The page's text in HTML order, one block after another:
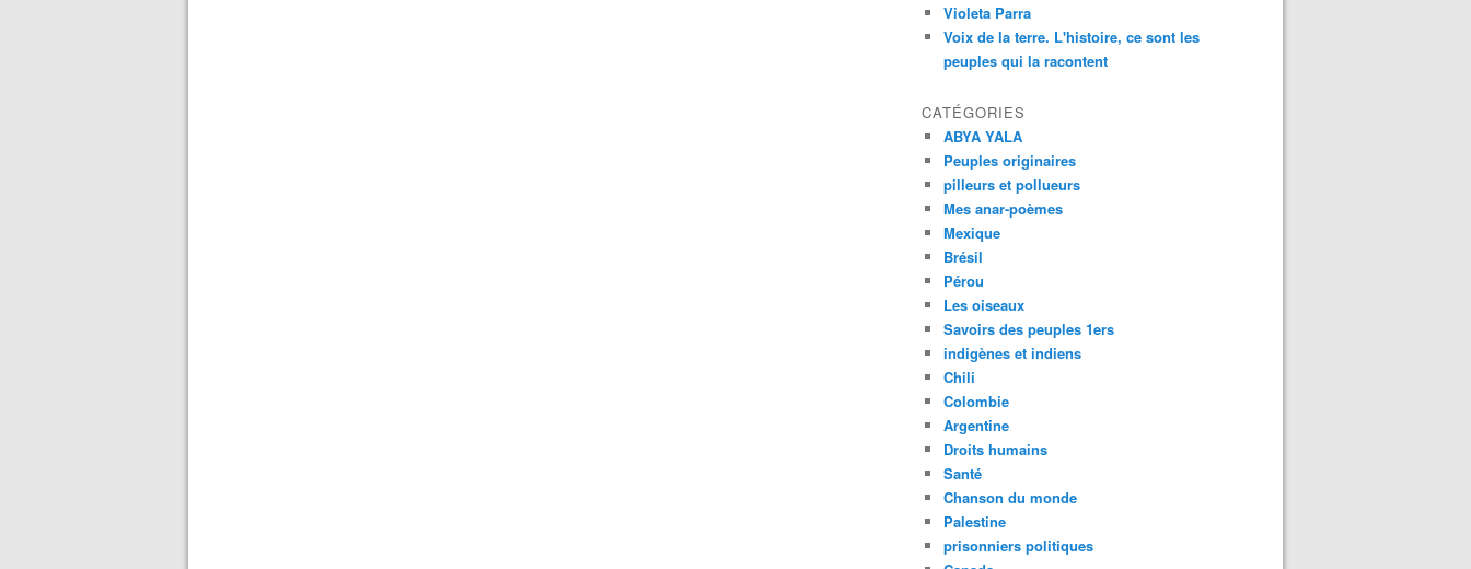
Violeta Parra
Voix de la terre. L'histoire, ce sont les
peuples qui la racontent
CATÉGORIES
ABYA YALA
Peuples originaires
pilleurs et pollueurs
Mes anar-poèmes
Mexique
Brésil
Pérou
Les oiseaux
Savoirs des peuples 1ers
indigènes et indiens
Chili
Colombie
Argentine
Droits humains
Santé
Chanson du monde
Palestine
prisonniers politiques